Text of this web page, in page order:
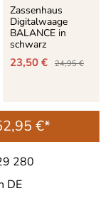
Zassenhaus
Digitalwaage
BALANCE in
schwarz
23,50 € 24,95 €
€*
280
DE